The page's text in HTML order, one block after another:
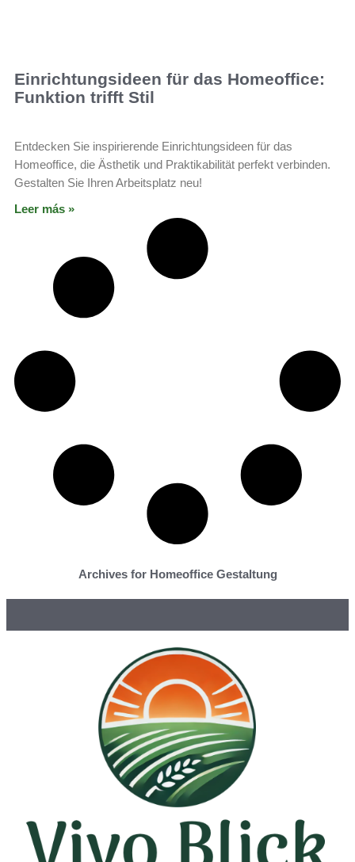
Einrichtungsideen für das Homeoffice:
Funktion trifft Stil
Entdecken Sie inspirierende Einrichtungsideen für das
Homeoffice, die Ästhetik und Praktikabilität perfekt verbinden.
Gestalten Sie Ihren Arbeitsplatz neu!
Leer más »
Archives for Homeoffice Gestaltung